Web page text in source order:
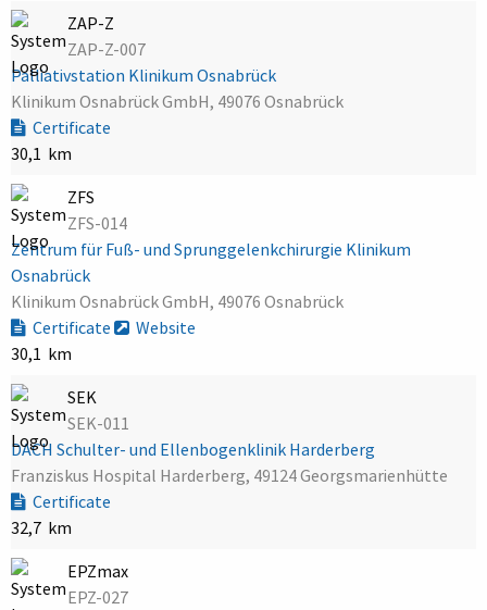
ZAP-Z
ZAP-Z-007
Palliativstation Klinikum Osnabrück
Klinikum Osnabrück GmbH, 49076 Osnabrück
Certificate
30,1 km
ZFS
ZFS-014
Zentrum für Fuß- und Sprunggelenkchirurgie Klinikum
Osnabrück
Klinikum Osnabrück GmbH, 49076 Osnabrück
Certificate
Website
30,1 km
SEK
SEK-011
DACH Schulter- und Ellenbogenklinik Harderberg
Franziskus Hospital Harderberg, 49124 Georgsmarienhütte
Certificate
32,7 km
EPZmax
EPZ-027